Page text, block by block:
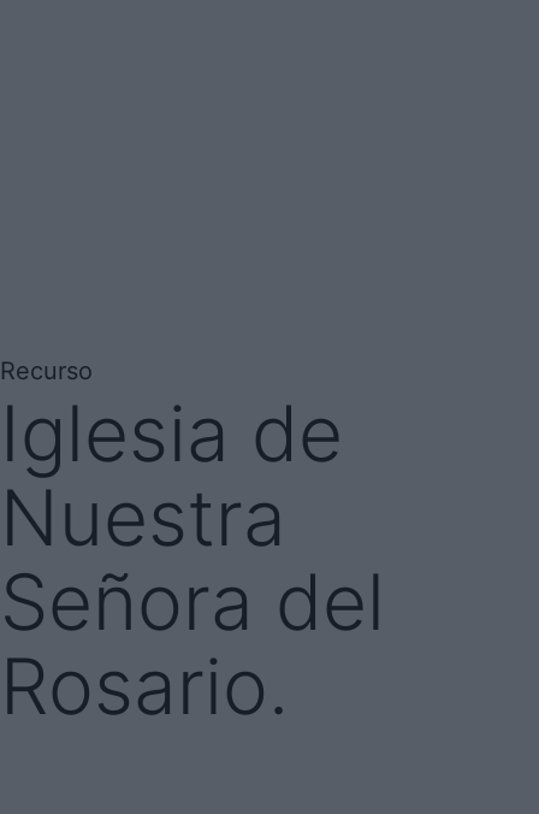
Recurso
Iglesia de
Nuestra
Señora del
Rosario.